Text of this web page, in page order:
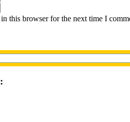
this browser for the next time I